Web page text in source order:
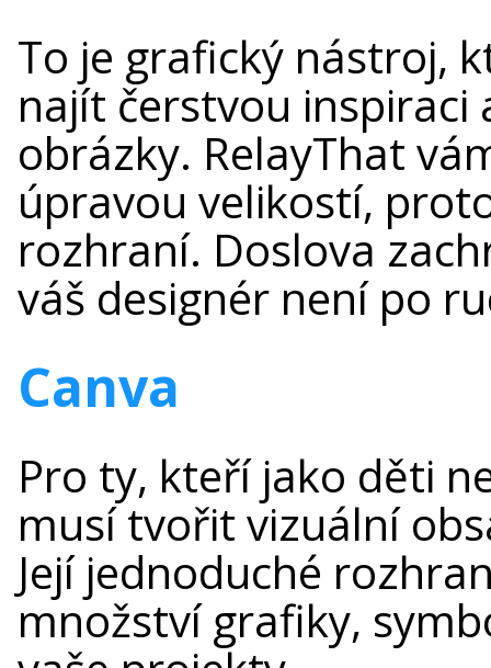
To je grafický nástroj,
najít čerstvou
obrázky. RelayThat
úpravou velikostí,
rozhraní. Doslova
váš designér není po
Canva
Pro ty, kteří jako děti
musí tvořit vizuální
Její jednoduché
množství grafiky,